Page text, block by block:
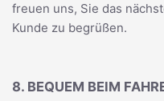
freuen uns, Sie das
Kunde zu begrüßen.
8. BEQUEM BEIM